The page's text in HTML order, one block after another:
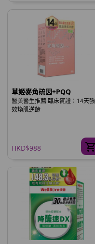
草姬麥角硫因+PQQ
醫美醫生推薦 臨床實證：14天強
效煥肌逆齡
HKD$988